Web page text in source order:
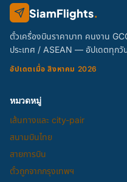
SiamFlights.
ตั๋วเครื่องบินราคาบาท คนงาน
ประเทศ / ASEAN — อัปเดตทุกวั
อัปเดตเมื่อ สิงหาคม 2026
หมวดหมู่
เส้นทางและ city-pair
สนามบินไทย
สายการบิน
ตั๋วถูกจากกรุงเทพฯ